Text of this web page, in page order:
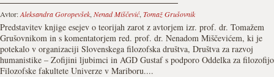
Avtor:Aleksandra Goropevšek, Nenad Miščević, Tomaž Grušovnik
Predstavitev knjige esejev o teorijah zarot z avtorjem izr. prof. dr. Tomažem
Grušovnikom in s komentatorjem red. prof. dr. Nenadom Miščevićem, ki je
potekalo v organizaciji Slovenskega filozofska društva, Društva za razvoj
humanistike – Zofijini ljubimci in AGD Gustaf s podporo Oddelka za filozofijo
Filozofske fakultete Univerze v Mariboru....